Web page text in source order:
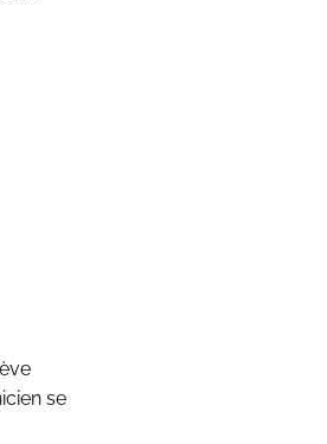
se